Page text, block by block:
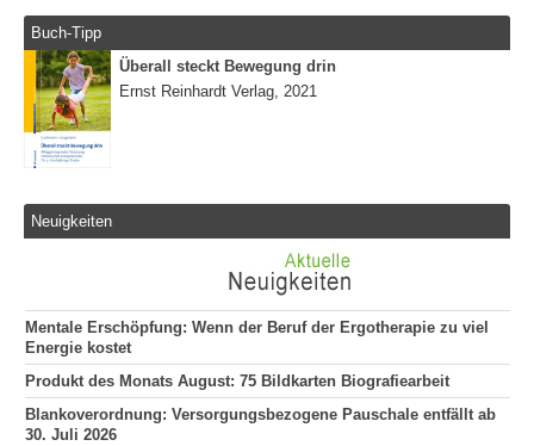
Buch-Tipp
Überall steckt Bewegung drin
Ernst Reinhardt Verlag, 2021
Neuigkeiten
Mentale Erschöpfung: Wenn der Beruf der Ergotherapie zu viel
Energie kostet
Produkt des Monats August: 75 Bildkarten Biografiearbeit
Blankoverordnung: Versorgungsbezogene Pauschale entfällt ab
30. Juli 2026